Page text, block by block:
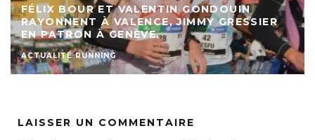
FÉLIX BOUR ET VALENTIN GONDOUIN
RAYONNENT À VALENCE, JIMMY GRESSIER
EN PATRON À GENÈVE.
ACTUALITÉ RUNNING
LAISSER UN COMMENTAIRE